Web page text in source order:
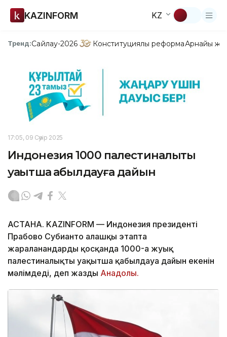
KAZINFORM KZ
Тренд:Сайлау-2026 Конституциялық реформаАрнайы
17:05, 09 Сәуір 2025
Индонезия 1000 палестиналықты
уақытша қабылдауға дайын
АСТАНА. KAZINFORM — Индонезия президенті
Прабово Субианто алғашқы этапта
жараланғандарды қосқанда 1000-ға жуық
палестиналықты уақытша қабылдауға дайын екенін
мәлімдеді, деп жазды Анадолы.